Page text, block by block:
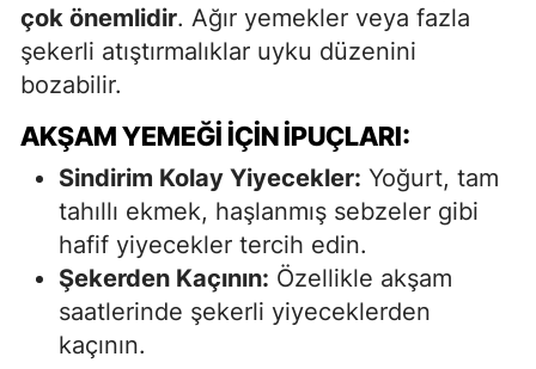
çok önemlidir. Ağır yemekler veya fazla
şekerli atıştırmalıklar uyku düzenini
bozabilir.
AKŞAM YEMEĞI İÇIN İPUÇLARI:
Sindirim Kolay Yiyecekler: Yoğurt, tam
tahıllı ekmek, haşlanmış sebzeler gibi
hafif yiyecekler tercih edin.
Şekerden Kaçının: Özellikle akşam
saatlerinde şekerli yiyeceklerden
kaçının.